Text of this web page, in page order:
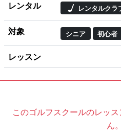
レンタル レンタルクラ
対象 シニア 初心者
レッスン
このゴルフスクールのレッ
ん。